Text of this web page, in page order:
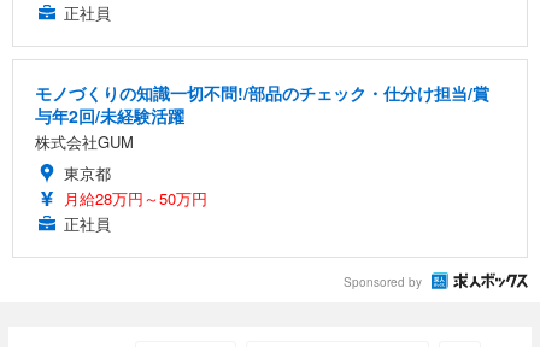
正社員
モノづくりの知識一切不問!/部品のチェック・仕分け担当/賞
与年2回/未経験活躍
株式会社GUM
東京都
月給28万円～50万円
正社員
Sponsored by